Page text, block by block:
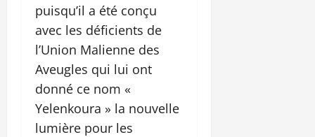
puisqu’il a été conçu
avec les déficients de
l’Union Malienne des
Aveugles qui lui ont
donné ce nom «
Yelenkoura » la nouvelle
lumière pour les